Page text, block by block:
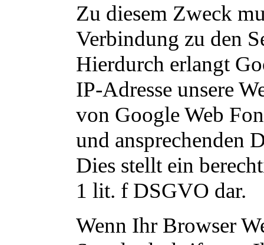
Zu diesem Zweck
Verbindung zu den
Hierdurch erlangt
IP-Adresse unsere
von Google Web
und ansprechenden
Dies stellt ein
1 lit. f DSGVO dar.
Wenn Ihr Browser